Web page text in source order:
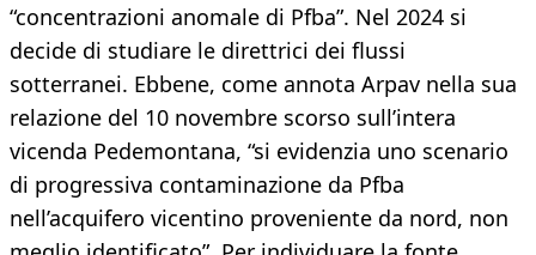
“concentrazioni anomale di Pfba”. Nel 2024 si
decide di studiare le direttrici dei flussi
sotterranei. Ebbene, come annota Arpav nella sua
relazione del 10 novembre scorso sull’intera
vicenda Pedemontana, “si evidenzia uno scenario
di progressiva contaminazione da Pfba
nell’acquifero vicentino proveniente da nord, non